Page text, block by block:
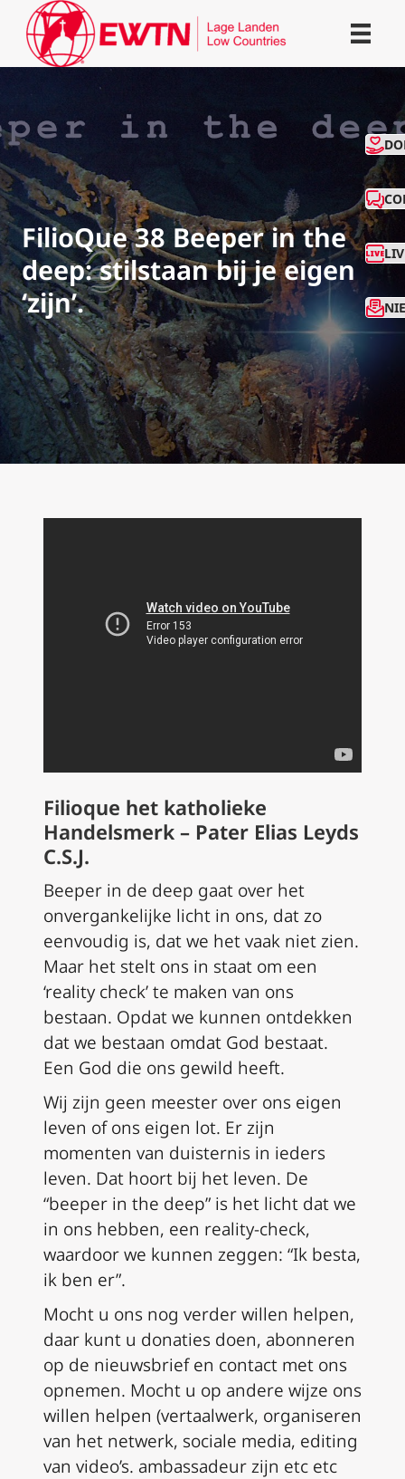
FilioQue 38 Beeper in the
deep: stilstaan bij je eigen
‘zijn’.
Filioque het katholieke
Handelsmerk – Pater Elias Leyds
C.S.J.
Beeper in de deep gaat over het
onvergankelijke licht in ons, dat zo
eenvoudig is, dat we het vaak niet zien.
Maar het stelt ons in staat om een
‘reality check’ te maken van ons
bestaan. Opdat we kunnen ontdekken
dat we bestaan omdat God bestaat.
Een God die ons gewild heeft.
Wij zijn geen meester over ons eigen
leven of ons eigen lot. Er zijn
momenten van duisternis in ieders
leven. Dat hoort bij het leven. De
“beeper in the deep” is het licht dat we
in ons hebben, een reality-check,
waardoor we kunnen zeggen: “Ik besta,
ik ben er”.
Mocht u ons nog verder willen helpen,
daar kunt u donaties doen, abonneren
op de nieuwsbrief en contact met ons
opnemen. Mocht u op andere wijze ons
willen helpen (vertaalwerk, organiseren
van het netwerk, sociale media, editing
van video’s. ambassadeur zijn etc etc